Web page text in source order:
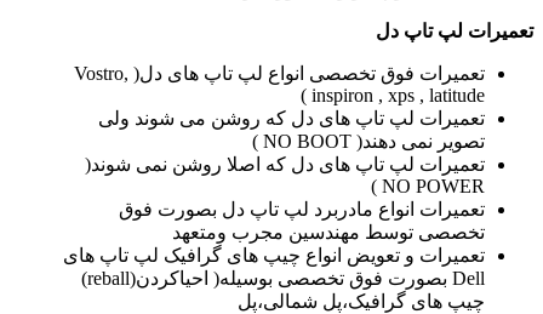
تعمیرات لپ تاپ دل
تعمیرات فوق تخصصی انواع لپ تاپ های دل( Vostro,
inspiron , xps , latitude )
تعمیرات لپ تاپ های دل که روشن می شوند ولی
تصویر نمی دهند( NO BOOT )
تعمیرات لپ تاپ های دل که اصلا روشن نمی شوند(
NO POWER )
تعمیرات انواع مادربرد لپ تاپ دل بصورت فوق
تخصصی توسط مهندسین مجرب ومتعهد
تعمیرات و تعویض انواع چیپ های گرافیک لپ تاپ های
Dell بصورت فوق تخصصی بوسیله( احیاکردن(reball)
چیپ های گرافیک،پل شمالی،پل